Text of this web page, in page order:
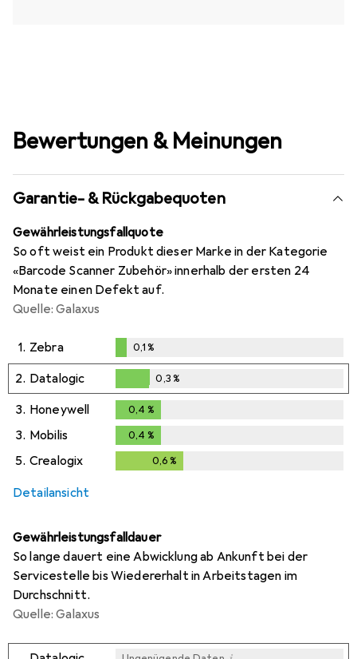
Bewertungen & Meinungen
Garantie- & Rückgabequoten
Gewährleistungsfallquote
So oft weist ein Produkt dieser Marke in der Kategorie
«Barcode Scanner Zubehör» innerhalb der ersten 24
Monate einen Defekt auf.
Quelle: Galaxus
1. Zebra
0,1%
0,1%
2. Datalogic
0,3%
0,3%
3. Honeywell 0,4 %
3. Mobilis 0,4 %
5. Crealogix 0,6 %
Detailansicht
Gewährleistungsfalldauer
So lange dauert eine Abwicklung ab Ankunft bei der
Servicestelle bis Wiedererhalt in Arbeitstagen im
Durchschnitt.
Quelle: Galaxus